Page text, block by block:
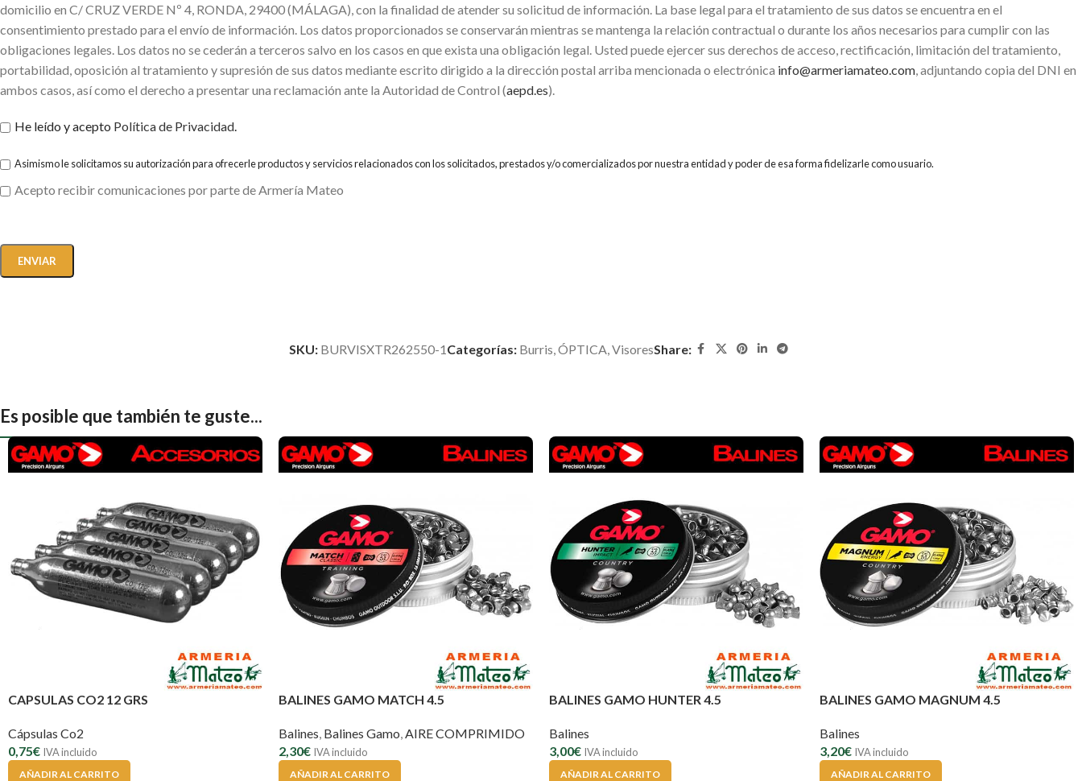
domicilio en C/ CRUZ VERDE Nº 4, RONDA, 29400 (MÁLAGA), con la finalidad de atender su solicitud de información. La base legal para el tratamiento de sus datos se encuentra en el
consentimiento prestado para el envío de información. Los datos proporcionados se conservarán mientras se mantenga la relación contractual o durante los años necesarios para cumplir con las
obligaciones legales. Los datos no se cederán a terceros salvo en los casos en que exista una obligación legal. Usted puede ejercer sus derechos de acceso, rectificación, limitación del tratamiento,
portabilidad, oposición al tratamiento y supresión de sus datos mediante escrito dirigido a la dirección postal arriba mencionada o electrónica info@armeriamateo.com , adjuntando copia del DNI en
ambos casos, así como el derecho a presentar una reclamación ante la Autoridad de Control (aepd.es).
He leído y acepto Política de Privacidad
Asimismo le solicitamos su autorización para ofrecerle productos y servicios relacionados con los solicitados, prestados y/o comercializados por nuestra entidad y poder de esa forma fidelizarle como usuario.
Acepto recibir comunicaciones por parte de Armería Mateo
SKU: BURVISXTR262550-1 Categorías: Burris ÓPTICA VisoresShare:
Es posible que también te guste...
CAPSULAS CO2 12 GRS
Cápsulas Co2
0,75€ IVA incluido
AÑADIR AL CARRITO
BALINES GAMO MATCH 4.5
Balines Balines Gamo AIRE COMPRIMIDO
2,30€ IVA incluido
AÑADIR AL CARRITO
BALINES GAMO HUNTER 4.5
Balines
3,00€ IVA incluido
AÑADIR AL CARRITO
BALINES GAMO MAGNUM 4.5
Balines
3,20€ IVA incluido
AÑADIR AL CARRITO